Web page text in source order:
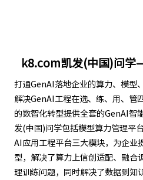
k8.com凯发(中国)问
打通GenAI落地企业的算力、模型
解决GenAI工程在选、练、用、管
的数智化转型提供全套的GenAI智
发(中国)问学包括模型算力管理平
AI应用工程平台三大模块，为企业
型，解决了算力上信创适配、融合
理训练问题，同时解决了数据到知